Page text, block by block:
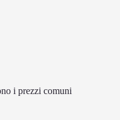
i prezzi comuni